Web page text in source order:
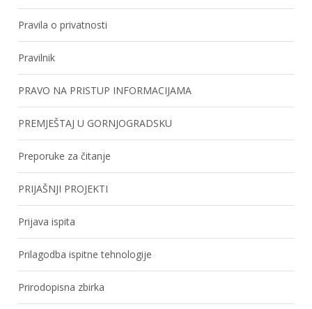
Pravila o privatnosti
Pravilnik
PRAVO NA PRISTUP INFORMACIJAMA
PREMJEŠTAJ U GORNJOGRADSKU
Preporuke za čitanje
PRIJAŠNJI PROJEKTI
Prijava ispita
Prilagodba ispitne tehnologije
Prirodopisna zbirka